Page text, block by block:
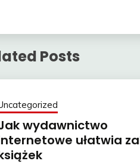
Posts
wydawnictwo
ułatwia